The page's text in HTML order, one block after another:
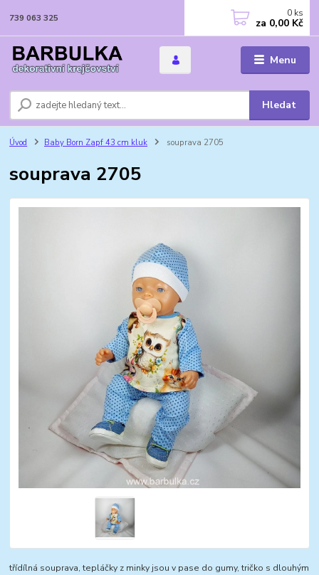
Menu
Hledat
739 063 325 0 ks
za 0,00 Kč
Úvod Baby Born Zapf 43 cm kluk souprava 2705
souprava 2705
třídílná souprava, tepláčky z minky jsou v pase do gumy, tričko s dlouhým